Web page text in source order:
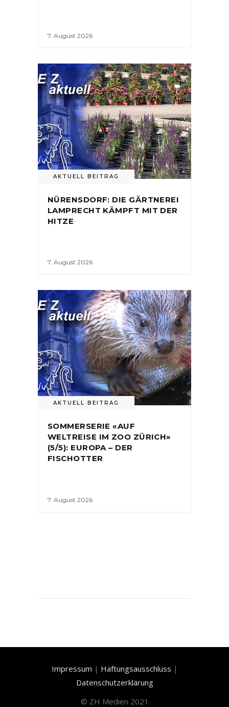
7. August 2026
AKTUELL BEITRAG
NÜRENSDORF: DIE GÄRTNEREI
LAMPRECHT KÄMPFT MIT DER
HITZE
7. August 2026
AKTUELL BEITRAG
SOMMERSERIE «AUF
WELTREISE IM ZOO ZÜRICH»
(5/5): EUROPA – DER
FISCHOTTER
7. August 2026
Impressum | Haftungsausschluss |
Datenschutzerklärung
© ZH Medien 2021